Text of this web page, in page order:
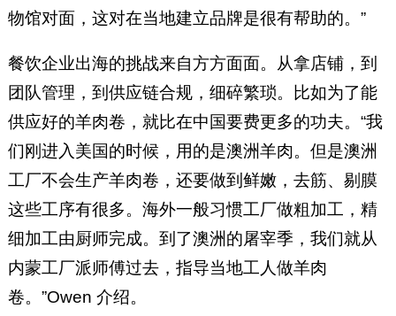
物馆对面，这对在当地建立品牌是很有帮助的。”
餐饮企业出海的挑战来自方方面面。从拿店铺，到
团队管理，到供应链合规，细碎繁琐。比如为了能
供应好的羊肉卷，就比在中国要费更多的功夫。“我
们刚进入美国的时候，用的是澳洲羊肉。但是澳洲
工厂不会生产羊肉卷，还要做到鲜嫩，去筋、剔膜
这些工序有很多。海外一般习惯工厂做粗加工，精
细加工由厨师完成。到了澳洲的屠宰季，我们就从
内蒙工厂派师傅过去，指导当地工人做羊肉
卷。”Owen 介绍。